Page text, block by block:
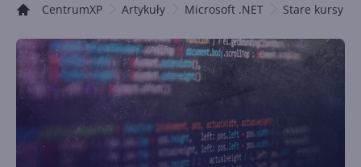
CentrumXP Artykuły Microsoft .NET Stare kursy